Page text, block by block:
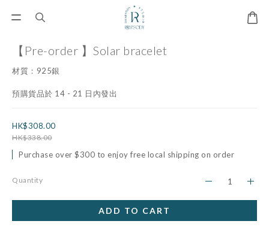
【Pre-order 】Solar bracelet
材質：925銀
預購貨品於 14 - 21 日內發出
HK$308.00
HK$338.00
Purchase over $300 to enjoy free local shipping on order
Quantity
ADD TO CART